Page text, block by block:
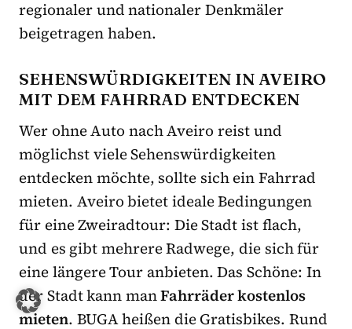
regionaler und nationaler Denkmäler
beigetragen haben.
SEHENSWÜRDIGKEITEN IN AVEIRO
MIT DEM FAHRRAD ENTDECKEN
Wer ohne Auto nach Aveiro reist und
möglichst viele Sehenswürdigkeiten
entdecken möchte, sollte sich ein Fahrrad
mieten. Aveiro bietet ideale Bedingungen
für eine Zweiradtour: Die Stadt ist flach,
und es gibt mehrere Radwege, die sich für
eine längere Tour anbieten. Das Schöne: In
der Stadt kann manFahrräder kostenlos
mieten. BUGA heißen die Gratisbikes. Rund